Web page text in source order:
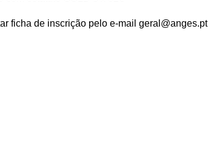
ficha de inscrição pelo e-mail geral@anges.pt